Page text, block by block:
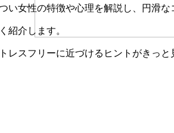
い女性の特徴や心理を解説し、円滑な
紹介します。
レスフリーに近づけるヒントがきっと